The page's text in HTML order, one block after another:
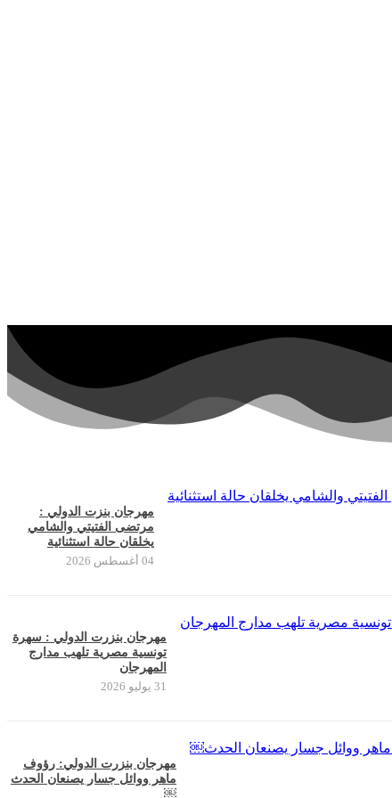
مهرجان بنزت الدولي :
مرتضى الفتيتي والشامي
يخلقان حالة استثنائية
04 أغسطس 2026
مهرجان بنزرت الدولي : سهرة
تونسية مصرية تلهب مدارج
المهرجان
31 يوليو 2026
مهرجان بنزرت الدولي: رؤوف
ماهر ووائل جسار يصنعان الحدث
￼